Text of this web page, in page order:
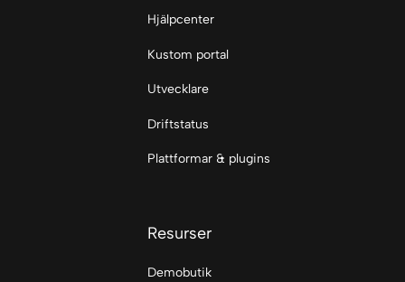
Hjälpcenter
Kustom portal
Utvecklare
Driftstatus
Plattformar & plugins
Resurser
Demobutik